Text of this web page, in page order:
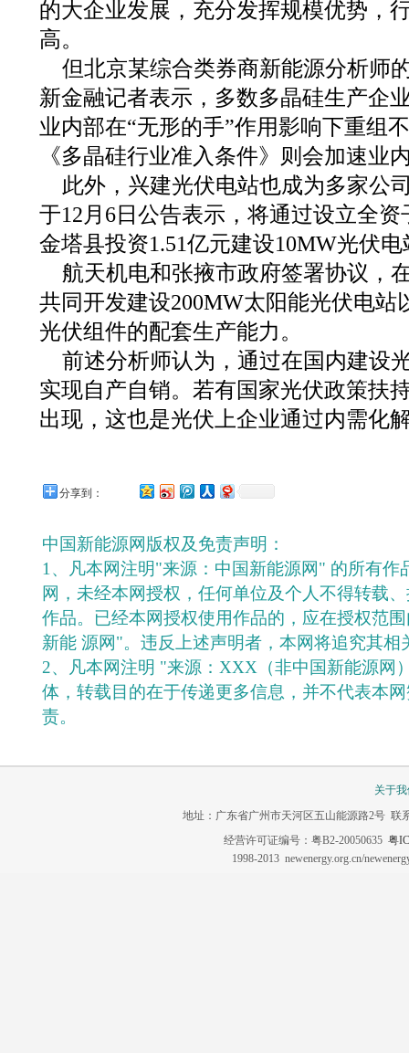
的大企业发展，充分发挥规模优势，
高。
但北京某综合类券商新能源分析师
新金融记者表示，多数多晶硅生产企
业内部在“无形的手”作用影响下重组
《多晶硅行业准入条件》则会加速业
此外，兴建光伏电站也成为多家公
于12月6日公告表示，将通过设立全
金塔县投资1.51亿元建设10MW光伏
航天机电和张掖市政府签署协议，
共同开发建设200MW太阳能光伏电站
光伏组件的配套生产能力。
前述分析师认为，通过在国内建设
实现自产自销。若有国家光伏政策扶
出现，这也是光伏上企业通过内需化
分享到：
中国新能源网版权及免责声明：
1、凡本网注明"来源：中国新能源网" 的所有作
网，未经本网授权，任何单位及个人不得转载
作品。已经本网授权使用作品的，应在授权范
新能 源网"。违反上述声明者，本网将追究其相
2、凡本网注明 "来源：XXX（非中国新能源网
体，转载目的在于传递更多信息，并不代表本
责。
关于
地址：广东省广州市天河区五山能源路2号 联
经营许可证编号：粤B2-20050635 粤
1998-2013 newenergy.org.cn/